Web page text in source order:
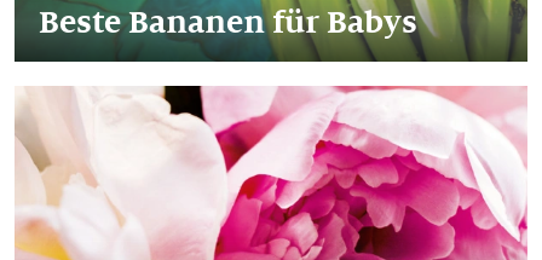
Beste Bananen für Babys